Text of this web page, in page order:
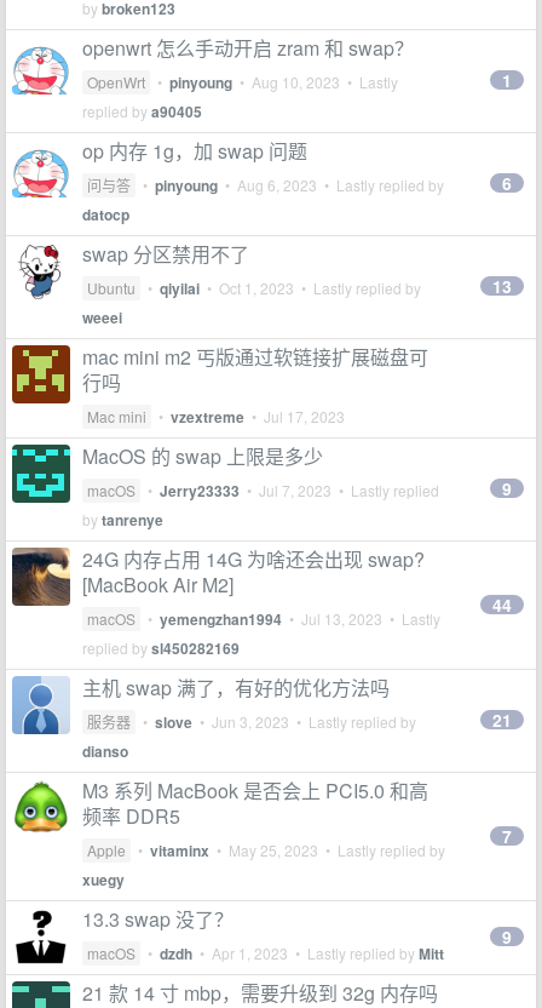
bybroken123
openwrt 怎么手动开启 zram 和 swap？
OpenWrt • pinyoung • Aug 10, 2023 • Lastly
replied bya90405
1
op 内存 1g，加 swap 问题
问与答 • pinyoung • Aug 6, 2023 • Lastly replied by
datocp
6
swap 分区禁用不了
Ubuntu • qiyilai • Oct 1, 2023 • Lastly replied by
weeei
13
mac mini m2 丐版通过软链接扩展磁盘可
行吗
Mac mini • vzextreme • Jul 17, 2023
MacOS 的 swap 上限是多少
macOS • Jerry23333 • Jul 7, 2023 • Lastly replied
bytanrenye
9
24G 内存占用 14G 为啥还会出现 swap?
[MacBook Air M2]
macOS • yemengzhan1994 • Jul 13, 2023 • Lastly
replied bysl450282169
44
主机 swap 满了，有好的优化方法吗
服务器 • slove • Jun 3, 2023 • Lastly replied by
dianso
21
M3 系列 MacBook 是否会上 PCI5.0 和高
频率 DDR5
Apple • vitaminx • May 25, 2023 • Lastly replied by
xuegy
7
13.3 swap 没了？
macOS • dzdh • Apr 1, 2023 • Lastly replied byMitt
9
21 款 14 寸 mbp，需要升级到 32g 内存吗